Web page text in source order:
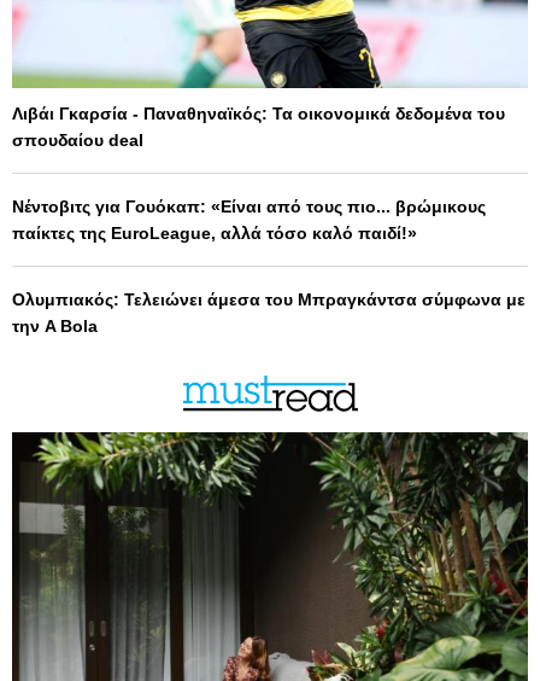
Λιβάι Γκαρσία - Παναθηναϊκός: Τα οικονομικά δεδομένα του
σπουδαίου deal
Νέντοβιτς για Γουόκαπ: «Είναι από τους πιο... βρώμικους
παίκτες της EuroLeague, αλλά τόσο καλό παιδί!»
Ολυμπιακός: Τελειώνει άμεσα του Μπραγκάντσα σύμφωνα με
την A Bola